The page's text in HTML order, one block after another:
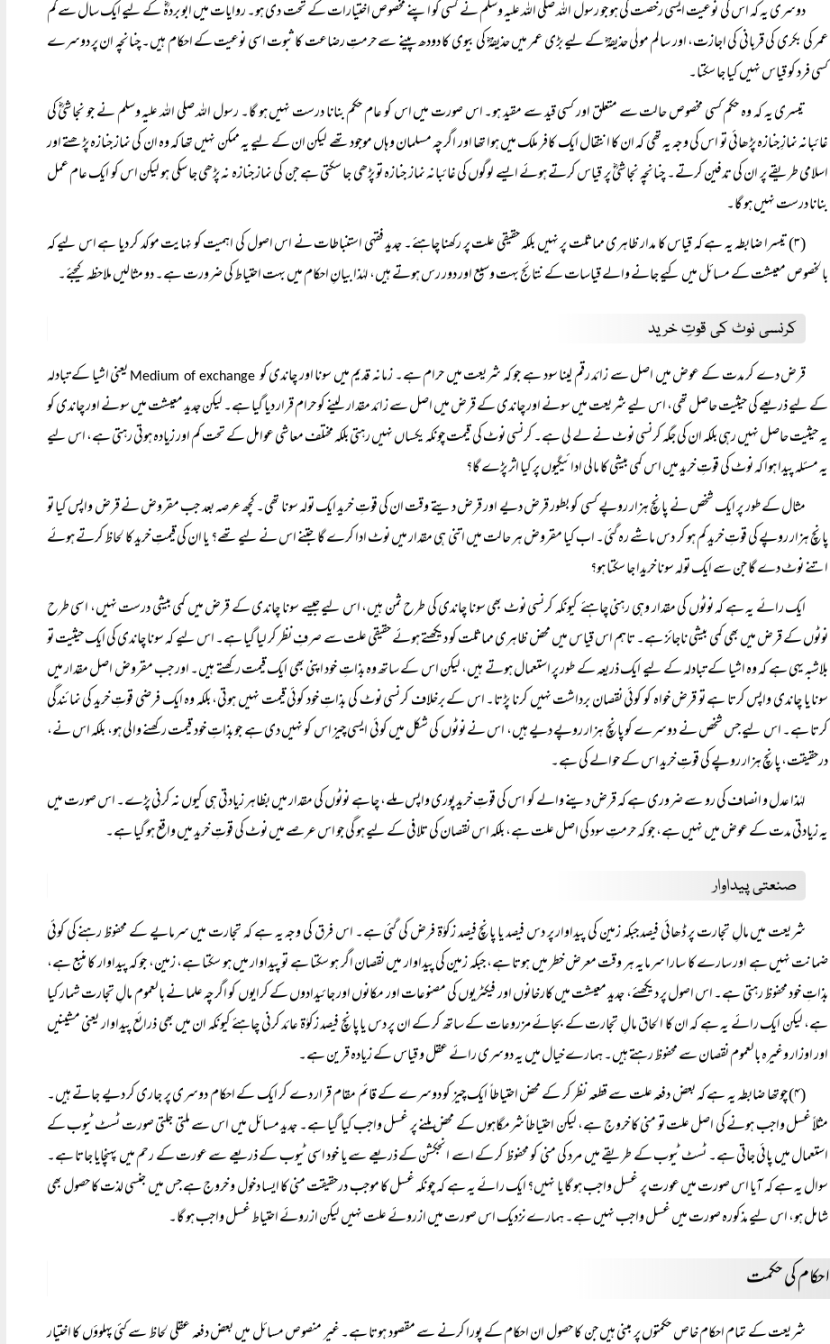
دوسری یہ کہ اس کی نوعیت ایسی رخصت کی ہو جو رسول اللہ صلی اللہ علیہ وسلم نے کسی کو اپنے مخصوص اختیارات کے تحت دی ہو۔ روایات میں ابو بردہؓ کے لیے ایک سال سے کم
عمر کی بکری کی قربانی کی اجازت، اور سالم مولٰی حذیفہؓ کے لیے بڑی عمر میں حذیفہؓ کی بیوی کا دودھ پینے سے حرمتِ رضاعت کا ثبوت اسی نوعیت کے احکام ہیں۔ چنانچہ ان پر دوسرے
کسی فرد کو قیاس نہیں کیا جا سکتا۔
تیسری یہ کہ وہ حکم کسی مخصوص حالت سے متعلق اور کسی قید سے مقید ہو۔ اس صورت میں اس کو عام حکم بنانا درست نہیں ہو گا۔ رسول اللہ صلی اللہ علیہ وسلم نے جو نجاشیؓ کی
غائبانہ نمازِ جنازہ پڑھائی تو اس کی وجہ یہ تھی کہ ان کا انتقال ایک کافر ملک میں ہوا تھا اور اگرچہ مسلمان وہاں موجود تھے لیکن ان کے لیے یہ ممکن نہیں تھا کہ وہ ان کی نماز جنازہ پڑھتے اور
اسلامی طریقے پر ان کی تدفین کرتے۔ چنانچہ نجاشیؓ پر قیاس کرتے ہوئے ایسے لوگوں کی غائبانہ نماز جنازہ تو پڑھی جا سکتی ہے جن کی نماز جنازہ نہ پڑھی جا سکی ہو لیکن اس کو ایک عام عمل
بنانا درست نہیں ہو گا۔
(۳) تیسرا ضابطہ یہ ہے کہ قیاس کا مدار ظاہری مماثلت پر نہیں بلکہ حقیقی علت پر رکھنا چاہئے۔ جدید فقہی استنباطات نے اس اصول کی اہمیت کو نہایت موکد کر دیا ہے اس لیے کہ
بالخصوص معیشت کے مسائل میں کیے جانے والے قیاسات کے نتائج بہت وسیع اور دور رس ہوتے ہیں، لہٰذا بیانِ احکام میں بہت احتیاط کی ضرورت ہے۔ دو مثالیں ملاحظہ کیجئے۔
کرنسی نوٹ کی قوتِ خرید
قرض دے کر مدت کے عوض میں اصل سے زائد رقم لینا سود ہے جو کہ شریعت میں حرام ہے۔ زمانہ قدیم میں سونا اور چاندی کوMedium of exchange
یعنی اشیا کے تبادلہ
کے لیے ذریعے کی حیثیت حاصل تھی، اس لیے شریعت میں سونے اور چاندی کے قرض میں اصل سے زائد مقدار لینے کو حرام قرار دیا گیا ہے۔ لیکن جدید معیشت میں سونے اور چاندی کو
یہ حیثیت حاصل نہیں رہی بلکہ ان کی جگہ کرنسی نوٹ نے لے لی ہے۔ کرنسی نوٹ کی قیمت چونکہ یکساں نہیں رہتی بلکہ مختلف معاشی عوامل کے تحت کم اور زیادہ ہوتی رہتی ہے، اس لیے
یہ مسئلہ پیدا ہوا کہ نوٹ کی قوتِ خرید میں اس کمی بیشی کا مالی ادائیگیوں پر کیا اثر پڑے گا؟
مثال کے طور پر ایک شخص نے پانچ ہزار روپے کسی کو بطور قرض دیے اور قرض دیتے وقت ان کی قوتِ خرید ایک تولہ سونا تھی۔ کچھ عرصہ بعد جب مقروض نے قرض واپس کیا تو
پانچ ہزار روپے کی قوتِ خرید کم ہو کر دس ماشے رہ گئی۔ اب کیا مقروض ہر حالت میں اتنی ہی مقدار میں نوٹ ادا کرے گا جتنے اس نے لیے تھے؟ یا ان کی قیمتِ خرید کا لحاظ کرتے ہوئے
اتنے نوٹ دے گا جن سے ایک تولہ سونا خریدا جا سکتا ہو؟
ایک رائے یہ ہے کہ نوٹوں کی مقدار وہی رہنی چاہئے کیونکہ کرنسی نوٹ بھی سونا چاندی کی طرح ثمن ہیں، اس لیے جیسے سونا چاندی کے قرض میں کمی بیشی درست نہیں، اسی طرح
نوٹوں کے قرض میں بھی کمی بیشی ناجائز ہے۔ تاہم اس قیاس میں محض ظاہری مماثلت کو دیکھتے ہوئے حقیقی علت سے صرفِ نظر کر لیا گیا ہے۔ اس لیے کہ سونا چاندی کی ایک حیثیت تو
بلاشبہ یہی ہے کہ وہ اشیا کے تبادلہ کے لیے ایک ذریعہ کے طور پر استعمال ہوتے ہیں، لیکن اس کے ساتھ وہ بذاتِ خود اپنی بھی ایک قیمت رکھتے ہیں۔ اور جب مقروض اصل مقدار میں
سونا یا چاندی واپس کرتا ہے تو قرض خواہ کو کوئی نقصان برداشت نہیں کرنا پڑتا۔ اس کے برخلاف کرنسی نوٹ کی بذاتِ خود کوئی قیمت نہیں ہوتی، بلکہ وہ ایک فرضی قوتِ خرید کی نمائندگی
کرتا ہے۔ اس لیے جس شخص نے دوسرے کو پانچ ہزار روپے دیے ہیں، اس نے نوٹوں کی شکل میں کوئی ایسی چیز اس کو نہیں دی ہے جو بذاتِ خود قیمت رکھنے والی ہو، بلکہ اس نے،
درحقیقت، پانچ ہزار روپے کی قوتِ خرید اس کے حوالے کی ہے۔
لہٰذا عدل و انصاف کی رو سے ضروری ہے کہ قرض دینے والے کو اس کی قوتِ خرید پوری واپس ملے، چاہے نوٹوں کی مقدار میں بظاہر زیادتی ہی کیوں نہ کرنی پڑے۔ اس صورت میں
یہ زیادتی مدت کے عوض میں نہیں ہے، جو کہ حرمتِ سود کی اصل علت ہے، بلکہ اس نقصان کی تلافی کے لیے ہو گی جو اس عرصے میں نوٹ کی قوتِ خرید میں واقع ہو گیا ہے۔
صنعتی پیداوار
شریعت میں مالِ تجارت پر ڈھائی فیصد جبکہ زمین کی پیداوار پر دس فیصد یا پانچ فیصد زکوٰۃ فرض کی گئی ہے۔ اس فرق کی وجہ یہ ہے کہ تجارت میں سرمایے کے محفوظ رہنے کی کوئی
ضمانت نہیں ہے اور سارے کا سارا سرمایہ ہر وقت معرض خطر میں ہوتا ہے، جبکہ زمین کی پیداوار میں نقصان اگر ہو سکتا ہے تو پیداوار میں ہو سکتا ہے، زمین، جو کہ پیداوار کا منبع ہے،
بذاتِ خود محفوظ رہتی ہے۔ اس اصول پر دیکھئے، جدید معیشت میں کارخانوں اور فیکٹریوں کی مصنوعات اور مکانوں اور جائیدادوں کے کرایوں کو اگرچہ علما نے بالعموم مالِ تجارت شمار کیا
ہے، لیکن ایک رائے یہ ہے کہ ان کا الحاق مالِ تجارت کے بجائے مزروعات کے ساتھ کر کے ان پر دس یا پانچ فیصد زکوٰۃ عائد کرنی چاہئے کیونکہ ان میں بھی ذرائع پیداوار یعنی مشینیں
اور اوزار وغیرہ بالعموم نقصان سے محفوظ رہتے ہیں۔ ہمارے خیال میں یہ دوسری رائے عقل و قیاس کے زیادہ قرین ہے۔
(۴) چوتھا ضابطہ یہ ہے کہ بعض دفعہ علت سے قطعہ نظر کر کے محض احتیاطاً ایک چیز کو دوسرے کے قائم مقام قرار دے کر ایک کے احکام دوسری پر جاری کر دیے جاتے ہیں۔
مثلاً غسل واجب ہونے کی اصل علت تو منی کا خروج ہے، لیکن احتیاطاً شرمگاہوں کے محض ملنے پر غسل واجب کیا گیا ہے۔ جدید مسائل میں اس سے ملتی جلتی صورت ٹسٹ ٹیوب کے
استعمال میں پائی جاتی ہے۔ ٹسٹ ٹیوب کے طریقے میں مرد کی منی کو محفوظ کر کے اسے انجکشن کے ذریعے سے یا خود اسی ٹیوب کے ذریعے سے عورت کے رحم میں پہنچایا جاتا ہے۔
سوال یہ ہے کہ آیا اس صورت میں عورت پر غسل واجب ہو گا یا نہیں؟ ایک رائے یہ ہے کہ چونکہ غسل کا موجب درحقیقت منی کا ایسا دخول و خروج ہے جس میں جنسی لذت کا حصول بھی
شامل ہو، اس لیے مذکورہ صورت میں غسل واجب نہیں ہے۔ ہمارے نزدیک اس صورت میں ازروئے علت نہیں لیکن ازروئے احتیاط غسل واجب ہو گا۔
احکام کی حکمت
شریعت کے تمام احکام خاص حکمتوں پر مبنی ہیں جن کا حصول ان احکام کے پورا کرنے سے مقصود ہوتا ہے۔ غیر منصوص مسائل میں بعض دفعہ عقلی لحاظ سے کئی پہلوؤں کا اختیار